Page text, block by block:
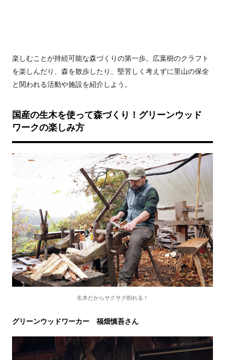
楽しむことが持続可能な森づくりの第一歩。広葉樹のクラフト
を楽しんだり、森を散歩したり、堅苦しく考えずに里山の保全
と関われる活動や施設を紹介しよう。
国産の生木を使って森づくり！グリーンウッド
ワークの楽しみ方
生木だからサクサク削れる！
グリーンウッドワーカー 福畑慎吾さん